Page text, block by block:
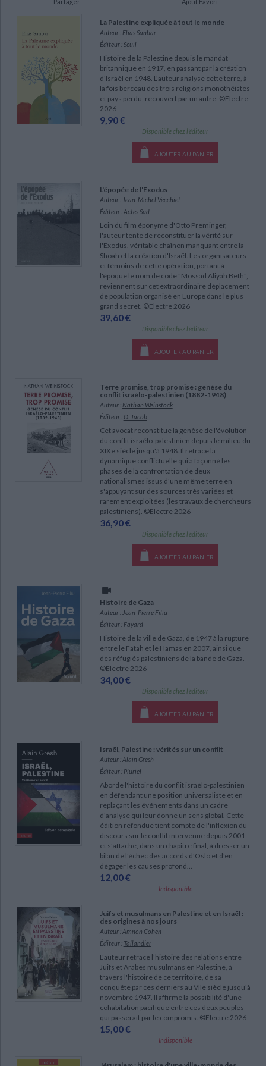
CHARGEMENT...
Littérature de voyage Audio - Livres lus
Littérature en version originale Humour
Ecologie - Environnement Religions - Spiritualités
Biographies historiques
Histoire - Généralités
Histoire ancienne Géographie
Danse
La Palestine expliquée à tout le monde
Auteur : Elias Sanbar
Éditeur : Seuil
Histoire de la Palestine depuis le mandat
britannique en 1917, en passant par la création
d'Israël en 1948. L'auteur analyse cette terre, à
la fois berceau des trois religions monothéistes
et pays perdu, recouvert par un autre. ©Electre
2026
9,90 €
Disponible chez l'éditeur
AJOUTER AU PANIER
L'épopée de l'Exodus
Auteur : Jean-Michel Vecchiet
Éditeur :Actes Sud
Loin du film éponyme d'Otto Preminger,
l'auteur tente de reconstituer la vérité sur
l'Exodus, véritable chaînon manquant entre la
Shoah et la création d'Israël. Les organisateurs
et témoins de cette opération, portant à
l'époque le nom de code "Mossad Aliyah Beth",
reviennent sur cet extraordinaire déplacement
de population organisé en Europe dans le plus
grand secret. ©Electre 2026
39,60 €
Disponible chez l'éditeur
AJOUTER AU PANIER
Terre promise, trop promise : genèse du
conflit israélo-palestinien (1882-1948)
Auteur : Nathan Weinstock
Éditeur : O. Jacob
Cet avocat reconstitue la genèse de l'évolution
du conflit israélo-palestinien depuis le milieu du
XIXe siècle jusqu'à 1948. Il retrace la
dynamique conflictuelle qui a façonné les
phases de la confrontation de deux
nationalismes issus d'une même terre en
s'appuyant sur des sources très variées et
rarement exploitées (les travaux de chercheurs
palestiniens). ©Electre 2026
36,90 €
Disponible chez l'éditeur
AJOUTER AU PANIER
Histoire de Gaza
Auteur : Jean-Pierre Filiu
Éditeur : Fayard
Histoire de la ville de Gaza, de 1947 à la rupture
entre le Fatah et le Hamas en 2007, ainsi que
des réfugiés palestiniens de la bande de Gaza.
©Electre 2026
34,00 €
Disponible chez l'éditeur
AJOUTER AU PANIER
Israël, Palestine : vérités sur un conflit
Auteur :Alain Gresh
Éditeur : Pluriel
Aborde l'histoire du conflit israélo-palestinien
en défendant une position universaliste et en
replaçant les événements dans un cadre
d'analyse qui leur donne un sens global. Cette
édition refondue tient compte de l'inflexion du
discours sur le conflit intervenue depuis 2001
et s'attache, dans un chapitre final, à dresser un
bilan de l'échec des accords d'Oslo et d'en
dégager les causes profond...
12,00 €
Indisponible
Juifs et musulmans en Palestine et en Israël :
des origines à nos jours
Auteur :Amnon Cohen
Éditeur : Tallandier
L'auteur retrace l'histoire des relations entre
Juifs et Arabes musulmans en Palestine, à
travers l'histoire de ce territoire, de sa
conquête par ces derniers au VIIe siècle jusqu'à
novembre 1947. Il affirme la possibilité d'une
cohabitation pacifique entre ces deux peuples
qui passerait par le compromis. ©Electre 2026
15,00 €
Indisponible